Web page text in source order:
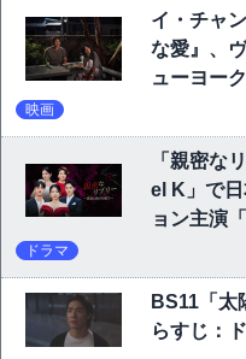
イ・チャ
な愛』、
ューヨー
映画
「親密な
el K」で
ョン主演
ドラマ
BS11「太
らすじ：